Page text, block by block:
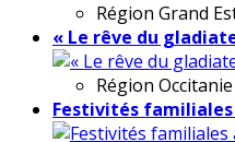
Région Grand
« Le rêve du
Région Occitanie
Festivités familiales